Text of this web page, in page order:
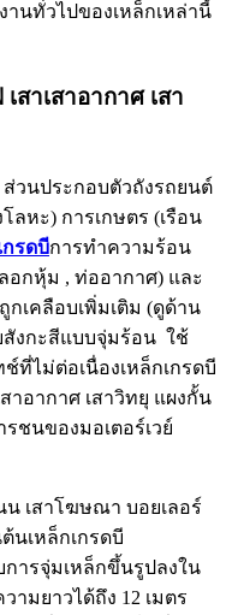
นทั่วไปของเหล็กเหล่านี้
สาเสาอากาศ เสา
วนประกอบตัวถังรถยนต์
ลหะ) การเกษตร (เรือน
กรดบีการทำความร้อน
อกหุ้ม , ท่ออากาศ) และ
กเคลือบเพิ่มเติม (ดูด้าน
สังกะสีแบบจุ่มร้อน ใช้
ที่ไม่ต่อเนื่องเหล็กเกรดบี
าอากาศ เสาวิทยุ แผงกั้น
ชนของมอเตอร์เวย์
น เสาโฆษณา บอยเลอร์
นเหล็กเกรดบี
ารจุ่มเหล็กขึ้นรูปลงใน
ามยาวได้ถึง 12 เมตร